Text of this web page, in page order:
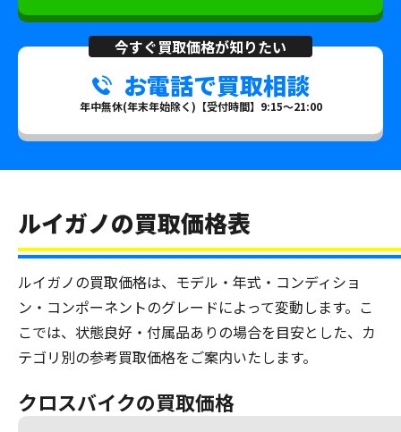
今すぐ買取価格が知りたい
お電話で買取相談
年中無休(年末年始除く)【受付時間】9:15～21:00
ルイガノの買取価格表
ルイガノの買取価格は、モデル・年式・コンディショ
ン・コンポーネントのグレードによって変動します。こ
こでは、状態良好・付属品ありの場合を目安とした、カ
テゴリ別の参考買取価格をご案内いたします。
クロスバイクの買取価格